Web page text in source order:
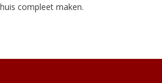
compleet maken.